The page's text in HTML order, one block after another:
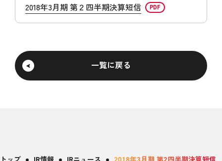
2018年3月期 第２四半期決算短信
一覧に戻る